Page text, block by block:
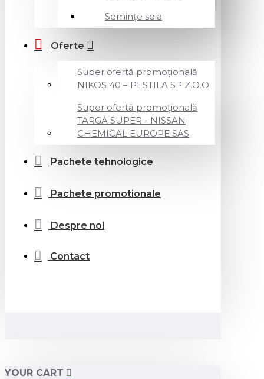
Semințe soia
Oferte
Super ofertă promoțională
NIKOS 40 – PESTILA SP Z.O.O
Super ofertă promoțională
TARGA SUPER - NISSAN
CHEMICAL EUROPE SAS
Pachete tehnologice
Pachete promotionale
Despre noi
Contact
YOUR CART